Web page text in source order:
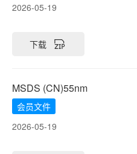
2026-05-19
下载
MSDS (CN)55nm
会员文件
2026-05-19